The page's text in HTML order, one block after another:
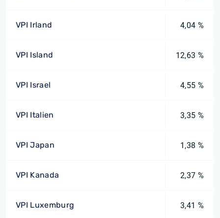
VPI Irland 4,04 %
VPI Island 12,63 %
VPI Israel 4,55 %
VPI Italien 3,35 %
VPI Japan 1,38 %
VPI Kanada 2,37 %
VPI Luxemburg 3,41 %